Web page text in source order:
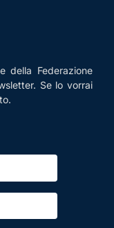
della Federazione
Se lo vorrai